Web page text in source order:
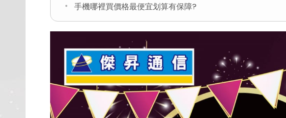
手機哪裡買價格最便宜划算有保障?